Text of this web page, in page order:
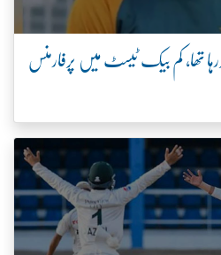
تھا، کم بیک ٹیسٹ میں پرفارمنس